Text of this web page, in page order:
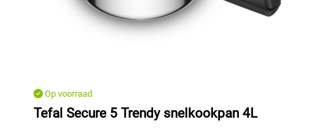
Op voorraad
Tefal Secure 5 Trendy snelkookpan 4L